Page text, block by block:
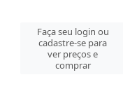
Faça seu login ou
cadastre-se para
ver preços e
comprar